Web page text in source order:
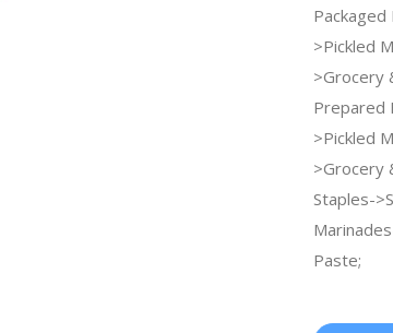
>Pickled
>Grocery
Prepared
>Pickled
>Grocery
Staples-
Paste;